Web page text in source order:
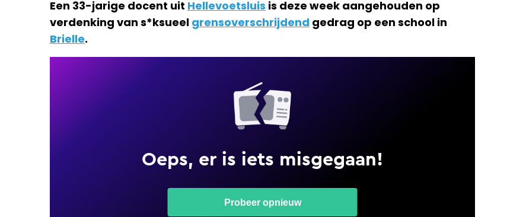
Een 33-jarige docent uit Hellevoetsluis is deze week aangehouden op
verdenking van s*ksueel grensoverschrijdend gedrag op een school in
Brielle.